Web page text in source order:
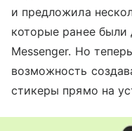
и предложила
которые ранее были
Messenger. Но
возможность
стикеры прямо на